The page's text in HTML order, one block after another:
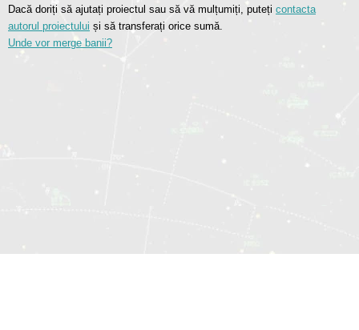
Dacă doriți să ajutați proiectul sau să vă mulțumiți, puteți contacta
autorul proiectului și să transferați orice sumă.
Unde vor merge banii?